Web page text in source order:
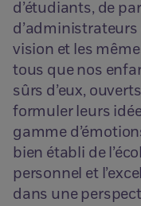
d’étudiants, de
vision et les
tous que nos
sûrs d’eux,
formuler leurs
gamme
bien établi de
personnel et
dans une